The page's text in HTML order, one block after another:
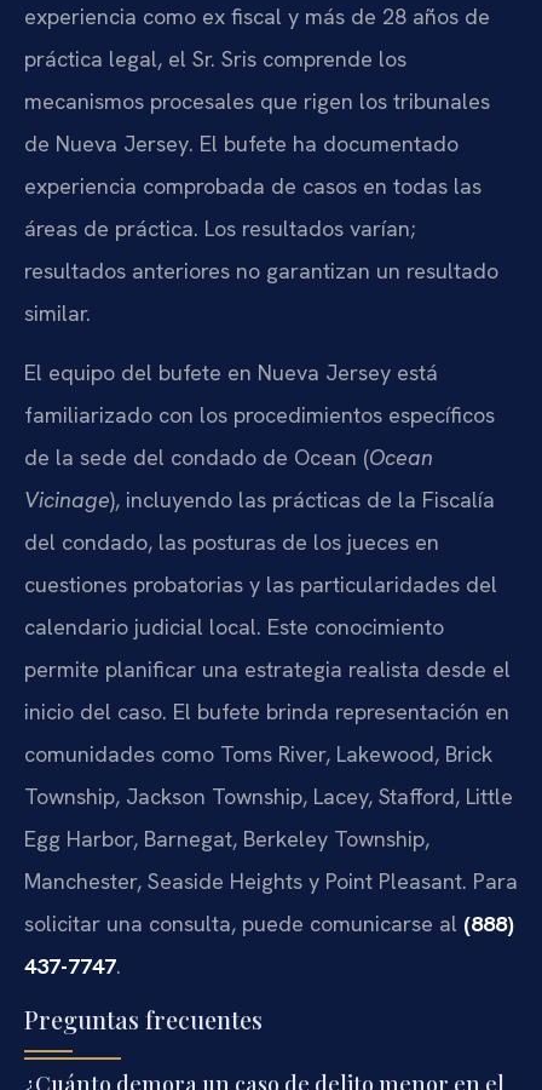
experiencia como ex fiscal y más de 28 años de
práctica legal, el Sr. Sris comprende los
mecanismos procesales que rigen los tribunales
de Nueva Jersey. El bufete ha documentado
experiencia comprobada de casos en todas las
áreas de práctica. Los resultados varían;
resultados anteriores no garantizan un resultado
similar.
El equipo del bufete en Nueva Jersey está
familiarizado con los procedimientos específicos
de la sede del condado de Ocean (Ocean
Vicinage), incluyendo las prácticas de la Fiscalía
del condado, las posturas de los jueces en
cuestiones probatorias y las particularidades del
calendario judicial local. Este conocimiento
permite planificar una estrategia realista desde el
inicio del caso. El bufete brinda representación en
comunidades como Toms River, Lakewood, Brick
Township, Jackson Township, Lacey, Stafford, Little
Egg Harbor, Barnegat, Berkeley Township,
Manchester, Seaside Heights y Point Pleasant. Para
solicitar una consulta, puede comunicarse al (888)
437-7747.
Preguntas frecuentes
¿Cuánto demora un caso de delito menor en el